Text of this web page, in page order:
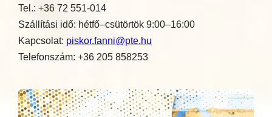
Tel.: +36 72 551-014
Szállítási idő: hétfő–csütörtök 9:00–16:00
Kapcsolat: piskor.fanni@pte.hu
Telefonszám: +36 205 858253